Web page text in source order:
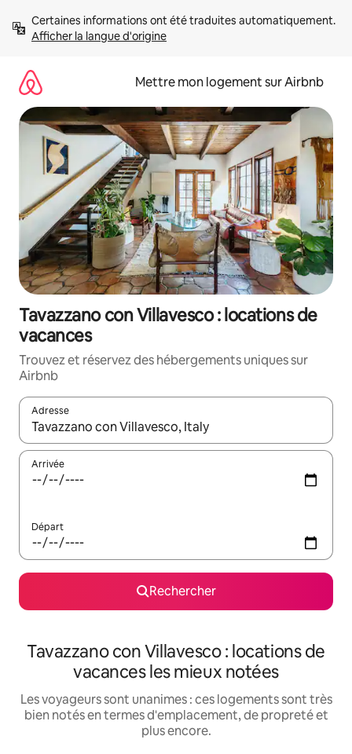
directement
Afficher la langue d'origine
Mettre mon logement sur Airbnb
Tavazzano con Villavesco : locations de
vacances
Trouvez et réservez des hébergements uniques sur
Airbnb
Adresse
Lorsque les résultats s'affichent, utilisez les flèches vers le
Arrivée
Départ
Rechercher
Tavazzano con Villavesco : locations de
vacances les mieux notées
Les voyageurs sont unanimes : ces logements sont très
bien notés en termes d'emplacement, de propreté et
plus encore.